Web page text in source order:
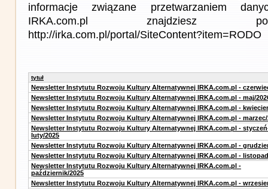
informacje związane przetwarzaniem
IRKA.com.pl znajdziesz
http://irka.com.pl/portal/SiteContent?item=RODO
tytuł
Newsletter Instytutu Rozwoju Kultury Alternatywnej IRKA.com.pl -
Newsletter Instytutu Rozwoju Kultury Alternatywnej IRKA.com.pl - maj/
Newsletter Instytutu Rozwoju Kultury Alternatywnej IRKA.com.pl -
Newsletter Instytutu Rozwoju Kultury Alternatywnej IRKA.com.pl - marzec/
Newsletter Instytutu Rozwoju Kultury Alternatywnej IRKA.com.pl -
luty/2025
Newsletter Instytutu Rozwoju Kultury Alternatywnej IRKA.com.pl -
Newsletter Instytutu Rozwoju Kultury Alternatywnej IRKA.com.pl -
Newsletter Instytutu Rozwoju Kultury Alternatywnej IRKA.com.pl -
październik/2025
Newsletter Instytutu Rozwoju Kultury Alternatywnej IRKA.com.pl -